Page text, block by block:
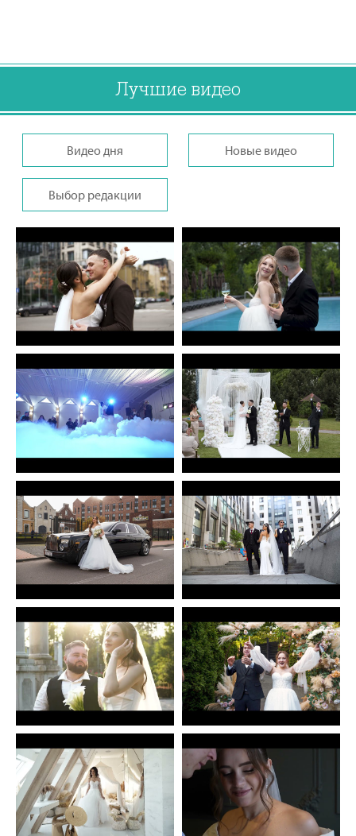
Лучшие видео
Видео дня Новые видео
Выбор редакции
Іван Селіванов - Ivan
Selivanov
0 0
Іван Селіванов - Ivan
Selivanov
0 0
Іван Селіванов - Ivan
Selivanov
0 0
Іван Селіванов - Ivan
Selivanov
0 0
Іван Селіванов - Ivan
Selivanov
0 0
Іван Селіванов - Ivan
Selivanov
0 0
Іван Селіванов - Ivan
Selivanov
0 0
Іван Селіванов - Ivan
Selivanov
0 0
Іван Селіванов - Ivan
Selivanov
Андрій VelvetStudio
0